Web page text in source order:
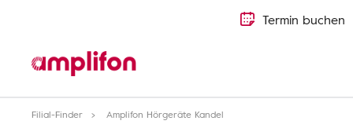
Termin buchen
Filial-Finder Amplifon Hörgeräte Kandel